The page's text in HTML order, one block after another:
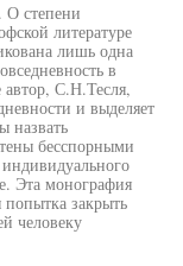
О степени
литературе
лишь одна
в
автор, С.Н.Тесля,
и выделяет
назвать
бесспорными
Эта монография
попытка закрыть
человеку